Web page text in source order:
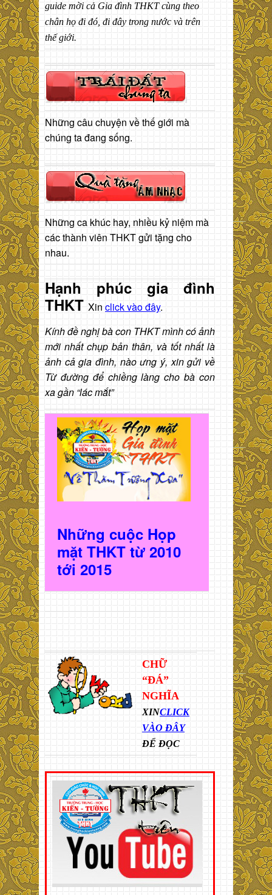
guide mời cả Gia đình THKT cùng theo
chân họ đi đó, đi đây trong nước và trên
thế giới.
Những câu chuyện về thế giới mà
chúng ta đang sống.
Những ca khúc hay, nhiều kỷ niệm mà
các thành viên THKT gửi tặng cho
nhau.
Hạnh phúc gia đình
THKT Xin click vào đây.
Kính đề nghị bà con THKT mình có ảnh
mới nhất chụp bản thân, và tốt nhất là
ảnh cả gia đình, nào ưng ý, xin gửi về
Từ đường để chiềng làng cho bà con
xa gần “lác mắt”
Những cuộc Họp
mặt THKT từ 2010
tới 2015
CHỮ
“ĐÁ”
NGHĨA
XINCLICK
VÀO ĐÂY
ĐỂ ĐỌC